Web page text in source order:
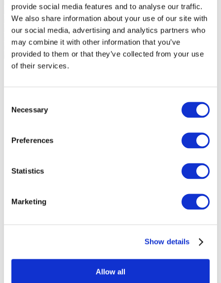
provide social media features and to analyse our traffic.
We also share information about your use of our site with
our social media, advertising and analytics partners who
may combine it with other information that you’ve
provided to them or that they’ve collected from your use
of their services.
Selection
Necessary
Preferences
Statistics
Marketing
Show details
Allow all